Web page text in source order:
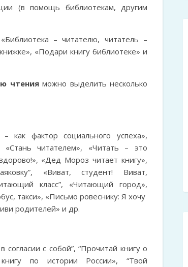
(в помощь библиотекам, другим
– читателю, читатель –
«Подари книгу библиотеке» и
чтенияможно выделить несколько
как фактор социального успеха»,
«Стань читателем», «Читать – это
«Дед Мороз читает книгу»,
«Виват, студент! Виват,
класс”, «Читающий город»,
такси», «Письмо ровеснику: Я хочу
родителей» и др.
согласии с собой”, “Прочитай книгу о
по истории России», “Твой